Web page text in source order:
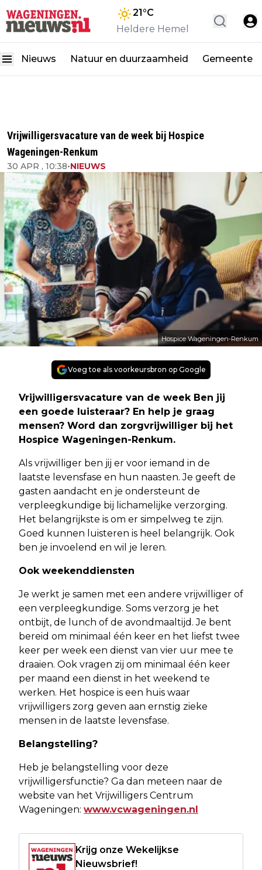
21°C
Heldere Hemel
Nieuws Natuur en duurzaamheid Gemeente
Vrijwilligersvacature van de week bij Hospice
Wageningen-Renkum
30 APR , 10:38•NIEUWS
Hospice Wageningen-Renkum
Voeg toe als voorkeursbron op Google
Vrijwilligersvacature van de week Ben jij
een goede luisteraar? En help je graag
mensen? Word dan zorgvrijwilliger bij het
Hospice Wageningen-Renkum.
Als vrijwilliger ben jij er voor iemand in de
laatste levensfase en hun naasten. Je geeft de
gasten aandacht en je ondersteunt de
verpleegkundige bij lichamelijke verzorging.
Het belangrijkste is om er simpelweg te zijn.
Goed kunnen luisteren is heel belangrijk. Ook
ben je invoelend en wil je leren.
Ook weekenddiensten
Je werkt je samen met een andere vrijwilliger of
een verpleegkundige. Soms verzorg je het
ontbijt, de lunch of de avondmaaltijd. Je bent
bereid om minimaal één keer en het liefst twee
keer per week een dienst van vier uur mee te
draaien. Ook vragen zij om minimaal één keer
per maand een dienst in het weekend te
werken. Het hospice is een huis waar
vrijwilligers zorg geven aan ernstig zieke
mensen in de laatste levensfase.
Belangstelling?
Heb je belangstelling voor deze
vrijwilligersfunctie? Ga dan meteen naar de
website van het Vrijwilligers Centrum
Wageningen: www.vcwageningen.nl
Krijg onze Wekelijkse
Nieuwsbrief!